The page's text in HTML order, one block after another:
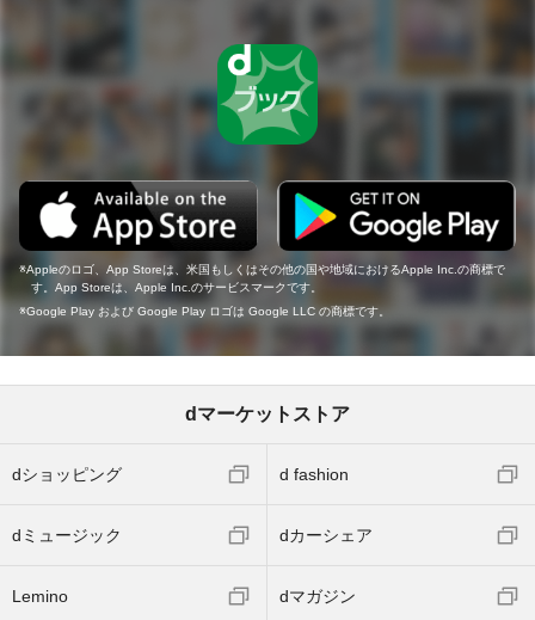
Appleのロゴ、App Storeは、米国もしくはその他の国や地域におけるApple Inc.の商標で
す。App Storeは、Apple Inc.のサービスマークです。
Google Play および Google Play ロゴは Google LLC の商標です。
dマーケットストア
dショッピング d fashion
dミュージック dカーシェア
Lemino dマガジン